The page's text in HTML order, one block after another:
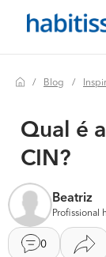
Blog
Qual é
CIN?
Beatriz
Profissional
0